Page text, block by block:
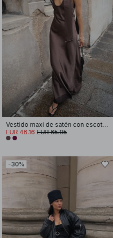
Vestido maxi de satén con escote redondo y pañuelo
EUR 46.16 EUR 65.95
-30%